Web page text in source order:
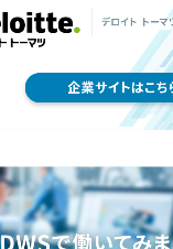
サーバーレス
プライベート
メンバー紹介